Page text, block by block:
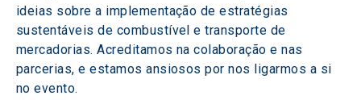
ideias sobre a implementação de estratégias
sustentáveis de combustível e transporte de
mercadorias. Acreditamos na colaboração e nas
parcerias, e estamos ansiosos por nos ligarmos a si
no evento.